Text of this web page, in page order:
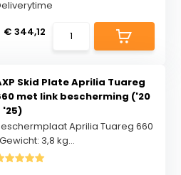
€ 344,12
Skid Plate Aprilia Tuareg
met link bescherming ('20
'25)
Aprilia Tuareg 660
3,8 kg...